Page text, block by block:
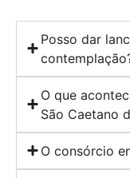
Posso dar
O que
São Caetano
O consórcio